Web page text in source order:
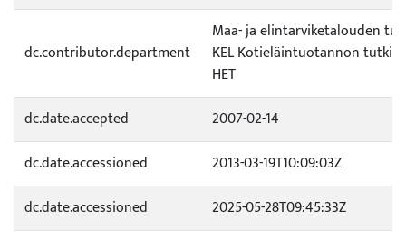
dc.contributor.department
Maa- ja elintarviketalouden
KEL Kotieläintuotannon
HET
dc.date.accepted
2007-02-14
dc.date.accessioned
2013-03-19T10:09:03Z
dc.date.accessioned
2025-05-28T09:45:33Z